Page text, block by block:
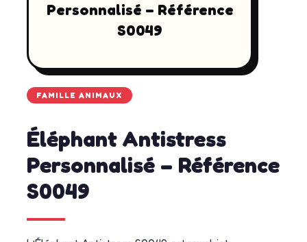
Personnalisé – Référence
S0049
FAMILLE ANIMAUX
Éléphant Antistress
Personnalisé – Référence
S0049